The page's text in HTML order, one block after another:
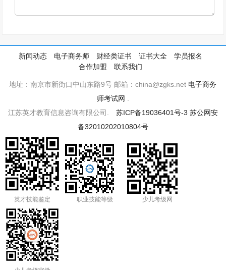
新闻动态 电子商务师 财经类证书 证书大全
学员报名
合作加盟
联系我们
地址：南京市新街口中山东路9号 邮箱：china@zgks.net 电子商务
师考试网
江苏英才教育信息咨询有限公司. 苏ICP备19036401号-3 苏公网安
备32010202010804号
英才技能鉴定 职业技能等级 少儿考级网